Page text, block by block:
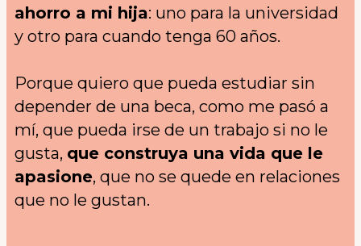
ahorro a mi hija: uno para la universidad
y otro para cuando tenga 60 años.
Porque quiero que pueda estudiar sin
depender de una beca, como me pasó a
mí, que pueda irse de un trabajo si no le
gusta, que construya una vida que le
apasione, que no se quede en relaciones
que no le gustan.